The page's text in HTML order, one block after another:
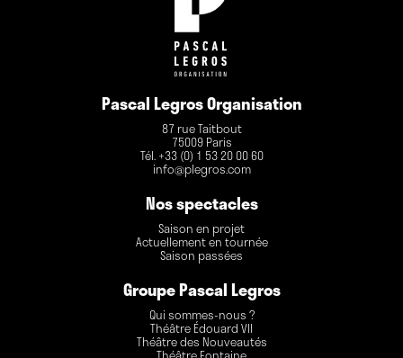
Pascal Legros Organisation
87 rue Taitbout
75009 Paris
Tél. +33 (0) 1 53 20 00 60
info@plegros.com
Nos spectacles
Saison en projet
Actuellement en tournée
Saison passées
Groupe Pascal Legros
Qui sommes-nous ?
Théâtre Édouard VII
Théâtre des Nouveautés